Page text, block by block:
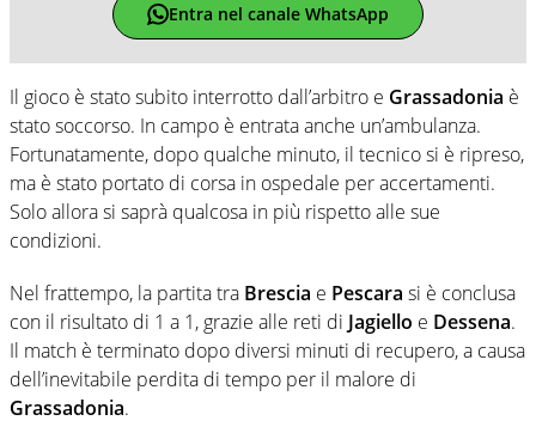
Entra nel canale WhatsApp
Il gioco è stato subito interrotto dall’arbitro e Grassadonia è
stato soccorso. In campo è entrata anche un’ambulanza.
Fortunatamente, dopo qualche minuto, il tecnico si è ripreso,
ma è stato portato di corsa in ospedale per accertamenti.
Solo allora si saprà qualcosa in più rispetto alle sue
condizioni.
Nel frattempo, la partita tra Brescia e Pescara si è conclusa
con il risultato di 1 a 1, grazie alle reti di Jagiello e Dessena.
Il match è terminato dopo diversi minuti di recupero, a causa
dell’inevitabile perdita di tempo per il malore di
Grassadonia.